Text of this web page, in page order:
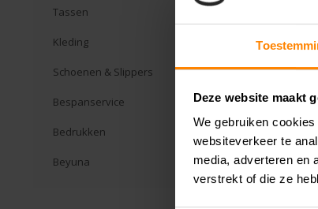
Deze website maakt
We gebruiken
websiteverkeer te
media, adverteren en
verstrekt of die ze
Tassen
Kleding
Schoenen & Slippers
Bespanservice
Bedrukken
Beyuna